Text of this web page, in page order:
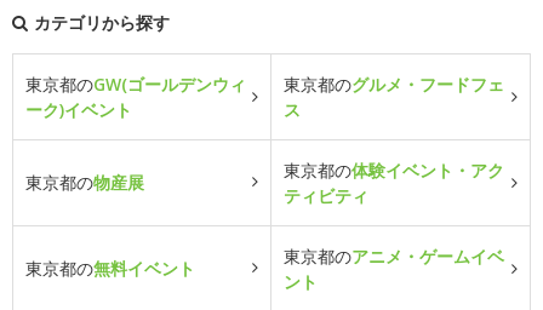
カテゴリから探す
東京都のGW(ゴールデンウィ
ーク)イベント
東京都のグルメ・フードフェ
ス
東京都の物産展
東京都の体験イベント・アク
ティビティ
東京都の無料イベント
東京都のアニメ・ゲームイベ
ント